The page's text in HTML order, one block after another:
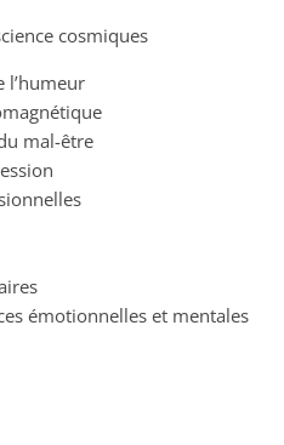
cosmiques
l’humeur
mal-être
émotionnelles et mentales